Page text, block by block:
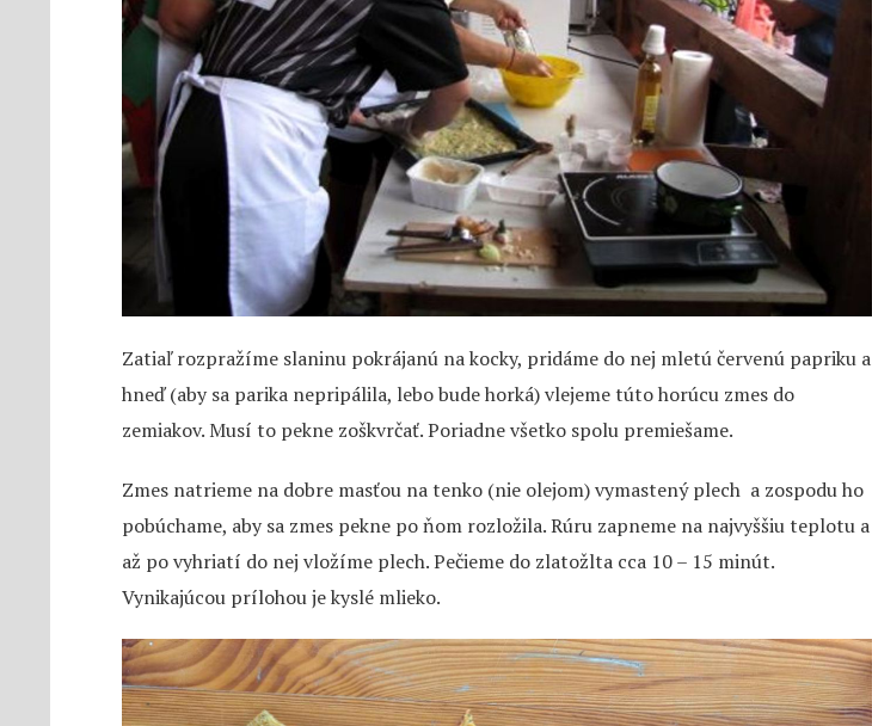
Zatiaľ rozpražíme slaninu pokrájanú na kocky, pridáme do nej mletú červenú papriku a
hneď (aby sa parika nepripálila, lebo bude horká) vlejeme túto horúcu zmes do
zemiakov. Musí to pekne zoškvrčať. Poriadne všetko spolu premiešame.
Zmes natrieme na dobre masťou na tenko (nie olejom) vymastený plech a zospodu ho
pobúchame, aby sa zmes pekne po ňom rozložila. Rúru zapneme na najvyššiu teplotu a
až po vyhriatí do nej vložíme plech. Pečieme do zlatožlta cca 10 – 15 minút.
Vynikajúcou prílohou je kyslé mlieko.